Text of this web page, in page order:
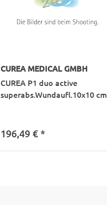
CUREA MEDICAL GMBH
CUREA P1 duo active
superabs.Wundaufl.10x10 cm
196,49 €*